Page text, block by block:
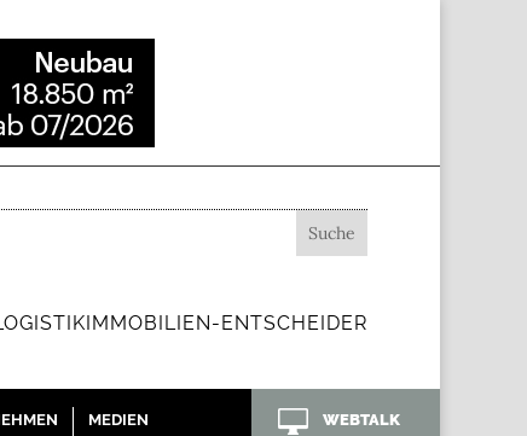
ENTSCHEIDER
MEDIEN  WEBTALK